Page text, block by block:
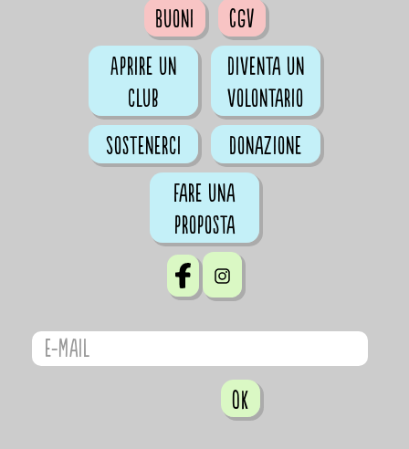
Buoni
CGV
Aprire un
club
Diventa un
volontario
Sostenerci
Donazione
Fare una
proposta
OK